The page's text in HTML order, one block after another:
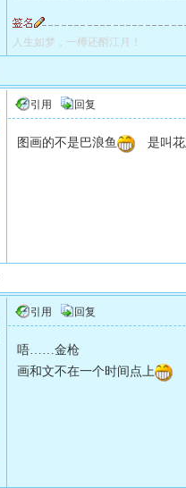
人生如梦，一樽还酹江月！
引用 回复
图画的不是巴浪鱼 是叫花
引用 回复
唔……金枪
画和文不在一个时间点上